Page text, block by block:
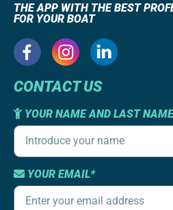
THE APP WITH THE BEST
FOR YOUR BOAT
CONTACT US
YOUR NAME AND LAST
YOUR EMAIL*